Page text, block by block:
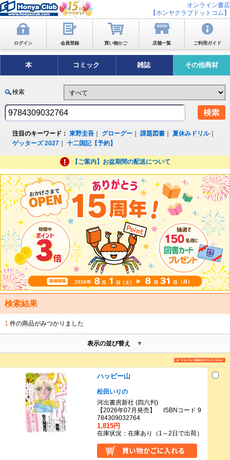
オンライン書店
【ホンヤクラブドットコム】
ログイン 会員登録 買い物かご 店舗一覧 ご利用ガイド
本 コミック 雑誌 その他商材
検索
注目のキーワード： 東野圭吾 グローグー ｜課題図書 ｜夏休みドリル｜
ゲッターズ 2027 ｜十二国記【予約】
【ご案内】お盆期間の配送について
検索結果
1 件の商品がみつかりました
表示の並び替え
ハッピー山
松田いりの
河出書房新社 (四六判)
【2026年07月発売】 ISBNコード 9
784309032764
1,815円
在庫状況：在庫あり（1～2日で出荷）